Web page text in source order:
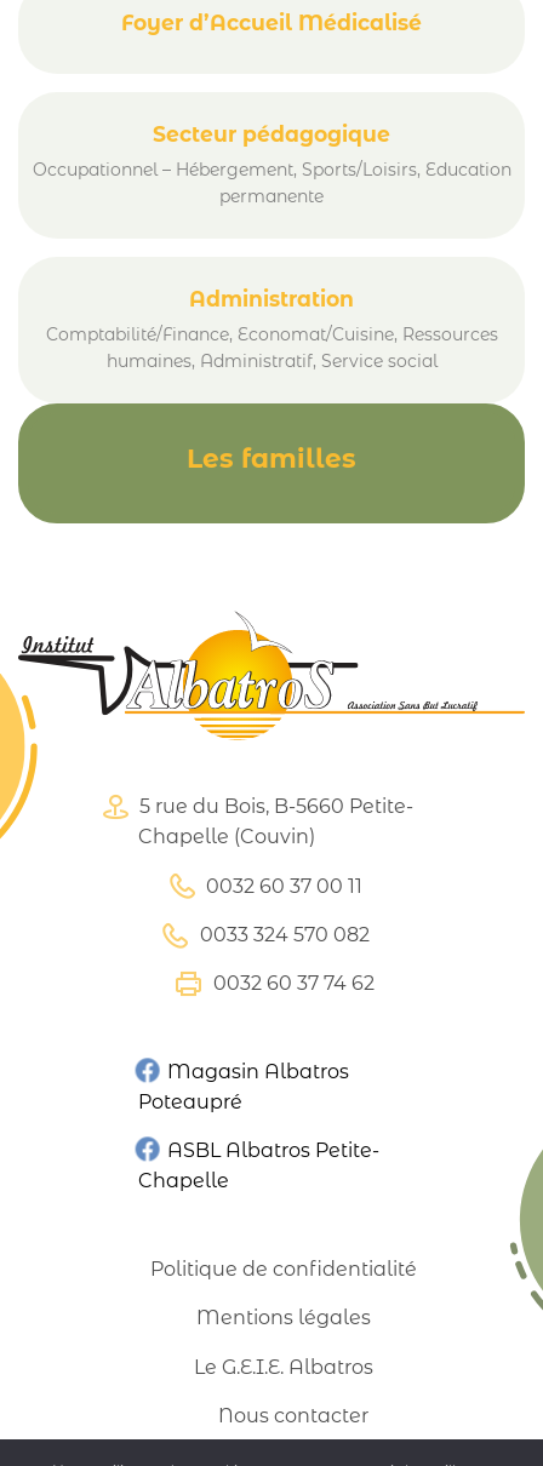
Foyer d’Accueil Médicalisé
Secteur pédagogique
Occupationnel – Hébergement, Sports/Loisirs, Education
permanente
Administration
Comptabilité/Finance, Economat/Cuisine, Ressources
humaines, Administratif, Service social
Les familles
5 rue du Bois, B-5660 Petite-
Chapelle (Couvin)
0032 60 37 00 11
0033 324 570 082
0032 60 37 74 62
Magasin Albatros
Poteaupré
ASBL Albatros Petite-
Chapelle
Politique de confidentialité
Mentions légales
Le G.E.I.E. Albatros
Nous contacter